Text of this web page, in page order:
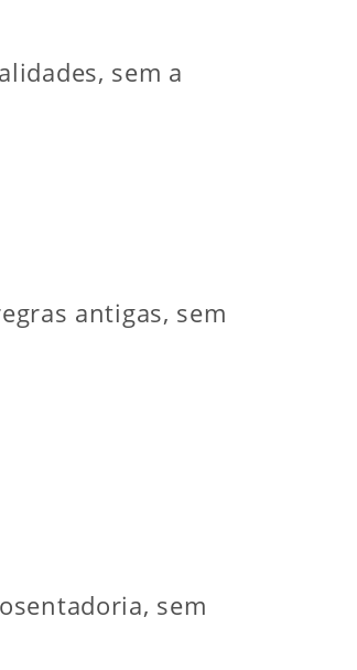
sem a
antigas, sem
sem